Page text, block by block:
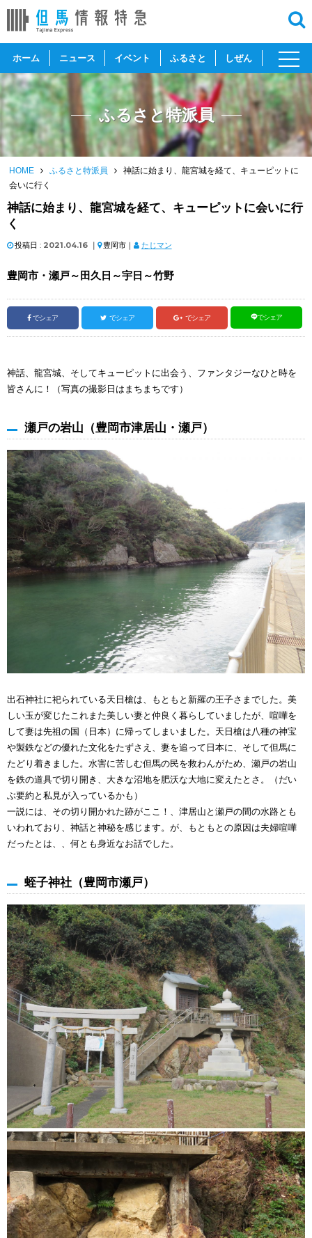
ホーム ニュース イベント ふるさと しぜん
toggle
ふるさと特派員
HOME ふるさと特派員
神話に始まり、龍宮城を経て、キューピットに
会いに行く
神話に始まり、龍宮城を経て、キューピットに会いに行
く
投稿日 : 2021.04.16 ｜ 豊岡市｜ たじマン
豊岡市・瀬戸～田久日～宇日～竹野
でシェア でシェア でシェア でシェア
神話、龍宮城、そしてキューピットに出会う、ファンタジーなひと時を
皆さんに！（写真の撮影日はまちまちです）
瀬戸の岩山（豊岡市津居山・瀬戸）
出石神社に祀られている天日槍は、もともと新羅の王子さまでした。美
しい玉が変じたこれまた美しい妻と仲良く暮らしていましたが、喧嘩を
して妻は先祖の国（日本）に帰ってしまいました。天日槍は八種の神宝
や製鉄などの優れた文化をたずさえ、妻を追って日本に、そして但馬に
たどり着きました。水害に苦しむ但馬の民を救わんがため、瀬戸の岩山
を鉄の道具で切り開き、大きな沼地を肥沃な大地に変えたとさ。（だい
ぶ要約と私見が入っているかも）
一説には、その切り開かれた跡がここ！、津居山と瀬戸の間の水路とも
いわれており、神話と神秘を感じます。が、もともとの原因は夫婦喧嘩
だったとは、、何とも身近なお話でした。
蛭子神社（豊岡市瀬戸）